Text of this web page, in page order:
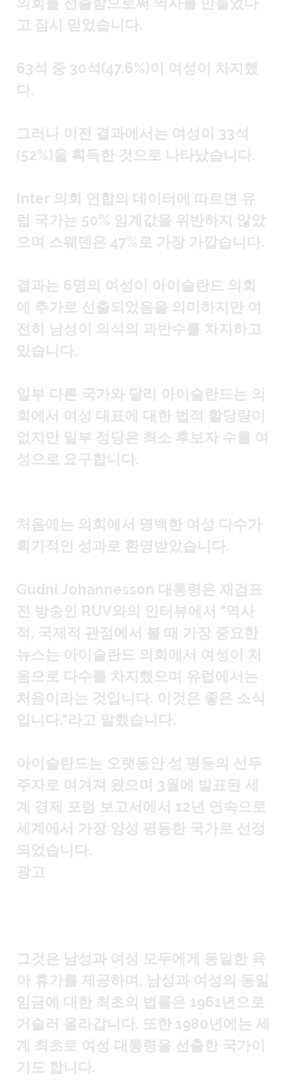
고 잠시 믿었습니다.
63석 중 30석(47.6%)이 여성이 차지했
다.
그러나 이전 결과에서는 여성이 33석
(52%)을 획득한 것으로 나타났습니다.
Inter 의회 연합의 데이터에 따르면 유
럽 국가는 50% 임계값을 위반하지 않았
으며 스웨덴은 47%로 가장 가깝습니다.
결과는 6명의 여성이 아이슬란드 의회
에 추가로 선출되었음을 의미하지만 여
전히 남성이 의석의 과반수를 차지하고
있습니다.
일부 다른 국가와 달리 아이슬란드는 의
회에서 여성 대표에 대한 법적 할당량이
없지만 일부 정당은 최소 후보자 수를 여
성으로 요구합니다.
처음에는 의회에서 명백한 여성 다수가
획기적인 성과로 환영받았습니다.
Gudni Johannesson 대통령은 재검표
전 방송인 RUV와의 인터뷰에서 "역사
적, 국제적 관점에서 볼 때 가장 중요한
뉴스는 아이슬란드 의회에서 여성이 처
음으로 다수를 차지했으며 유럽에서는
처음이라는 것입니다. 이것은 좋은 소식
입니다."라고 말했습니다.
아이슬란드는 오랫동안 성 평등의 선두
주자로 여겨져 왔으며 3월에 발표된 세
계 경제 포럼 보고서에서 12년 연속으로
세계에서 가장 양성 평등한 국가로 선정
되었습니다.
광고
그것은 남성과 여성 모두에게 동일한 육
아 휴가를 제공하며, 남성과 여성의 동일
임금에 대한 최초의 법률은 1961년으로
거슬러 올라갑니다. 또한 1980년에는 세
계 최초로 여성 대통령을 선출한 국가이
기도 합니다.